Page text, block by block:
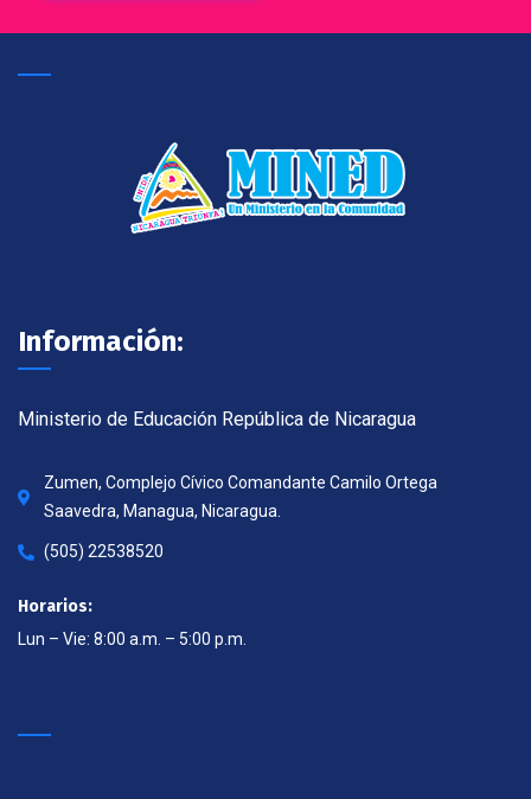
Información:
Ministerio de Educación República de Nicaragua
Zumen, Complejo Cívico Comandante Camilo Ortega
Saavedra, Managua, Nicaragua.
(505) 22538520
Horarios:
Lun – Vie: 8:00 a.m. – 5:00 p.m.